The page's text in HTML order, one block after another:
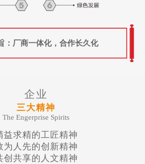
：厂商一体化，合作长久化
企业
三大精神
The Engerprise Spirits
益求精的工匠精神
为人先的创新精神
创共享的人文精神